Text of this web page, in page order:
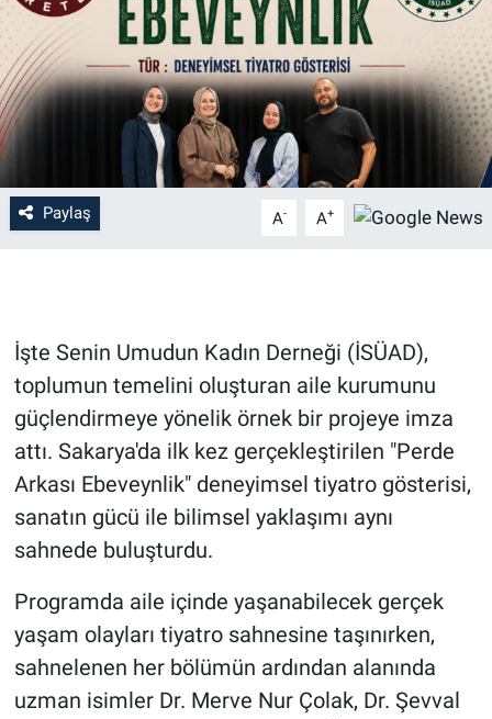
Paylaş A- A+
İşte Senin Umudun Kadın Derneği (İSÜAD),
toplumun temelini oluşturan aile kurumunu
güçlendirmeye yönelik örnek bir projeye imza
attı. Sakarya'da ilk kez gerçekleştirilen "Perde
Arkası Ebeveynlik" deneyimsel tiyatro gösterisi,
sanatın gücü ile bilimsel yaklaşımı aynı
sahnede buluşturdu.
Programda aile içinde yaşanabilecek gerçek
yaşam olayları tiyatro sahnesine taşınırken,
sahnelenen her bölümün ardından alanında
uzman isimler Dr. Merve Nur Çolak, Dr. Şevval
HALK54 PANORAMA